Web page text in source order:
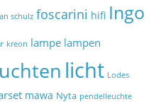
schulz foscarini hifi Ingo
kreon lampe lampen
licht Lodes
mawa Nyta pendelleuchte